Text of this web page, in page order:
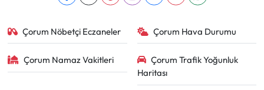
Çorum Nöbetçi Eczaneler Çorum Hava Durumu
Çorum Namaz Vakitleri
Çorum Trafik Yoğunluk
Haritası